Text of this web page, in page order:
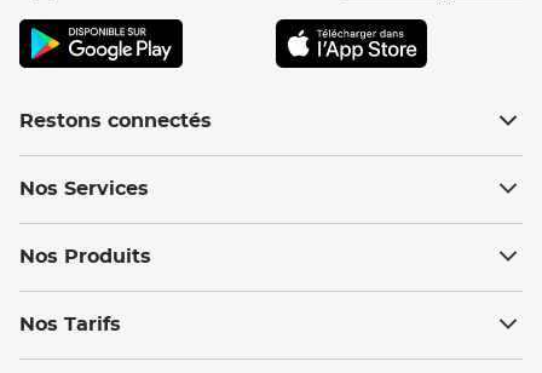
Restons connectés
Nos Services
Nos Produits
Nos Tarifs